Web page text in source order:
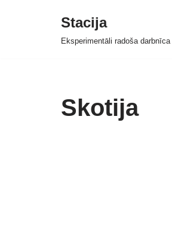
Stacija
Eksperimentāli radoša darbnīca
Skotija